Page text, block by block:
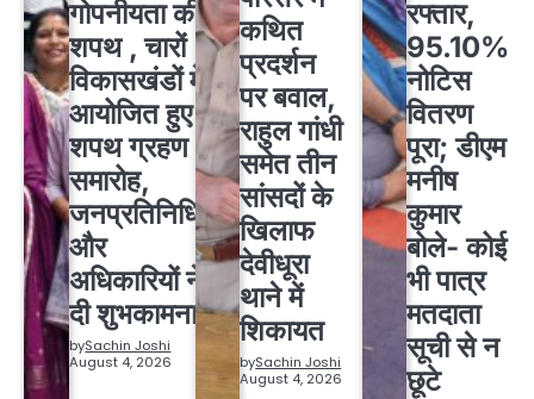
गोपनीयता की
शपथ , चारों
विकासखंडों में
आयोजित हुए
शपथ ग्रहण
समारोह,
जनप्रतिनिधियों
और
अधिकारियों ने
दी शुभकामनाएं
bySachin Joshi
August 4, 2026
कथित
प्रदर्शन
पर बवाल,
राहुल गांधी
समेत तीन
सांसदों के
खिलाफ
देवीधूरा
थाने में
शिकायत
bySachin Joshi
August 4, 2026
रफ्तार,
95.10%
नोटिस
वितरण
पूरा; डीएम
मनीष
कुमार
बोले- कोई
भी पात्र
मतदाता
सूची से न
छूटे